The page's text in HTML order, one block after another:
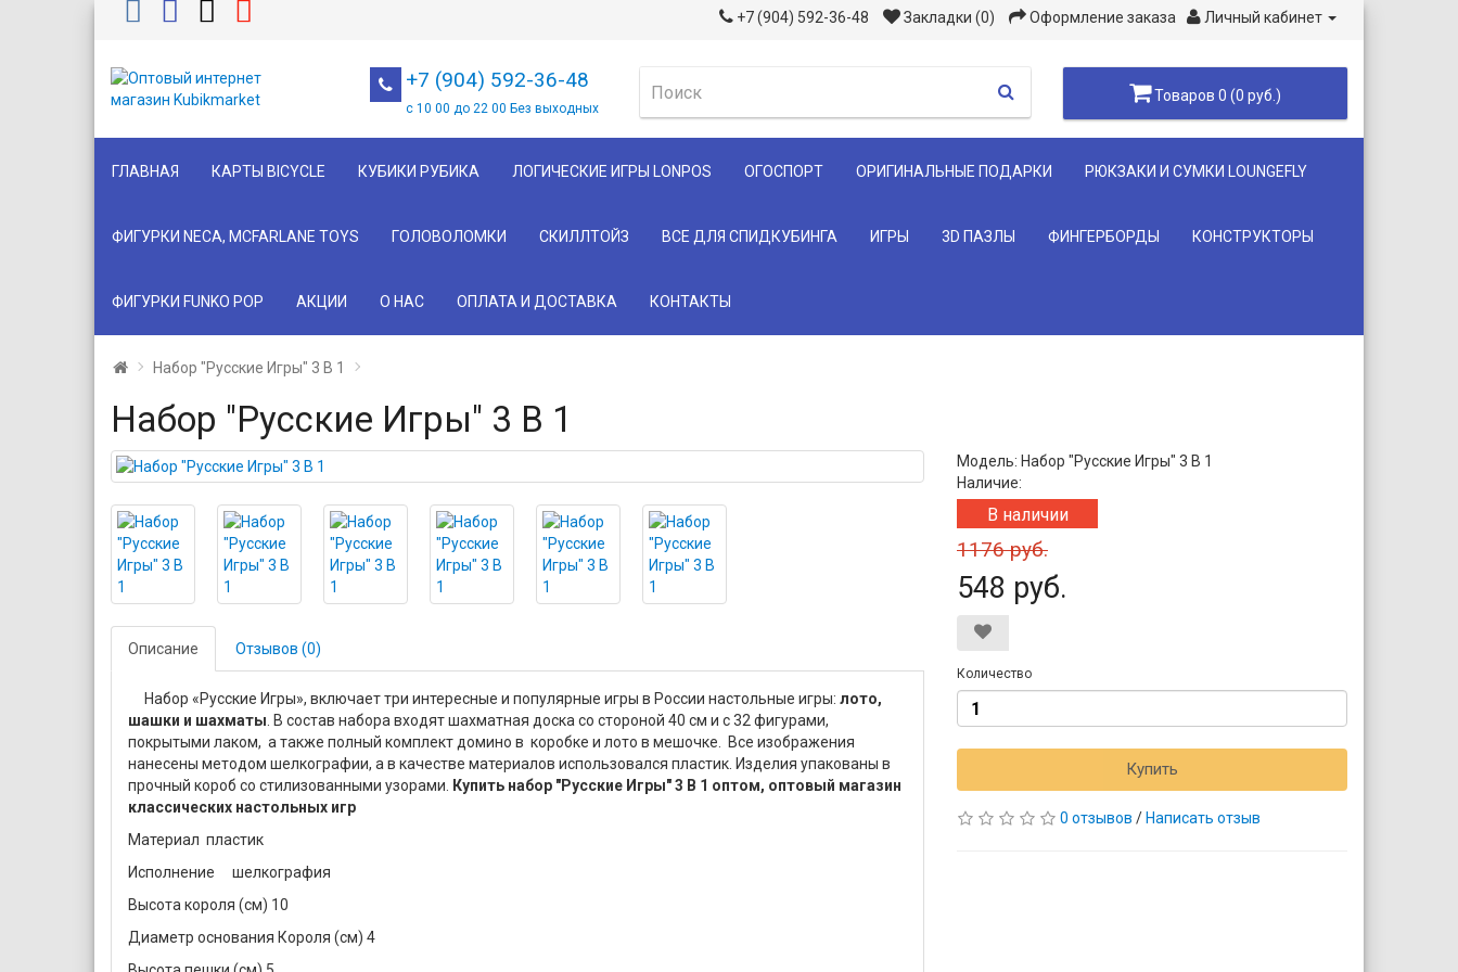
+7 (904) 592-36-48 Закладки (0) Оформление заказа Личный кабинет
+7 (904) 592-36-48
с 10 00 до 22 00 Без выходных
Товаров 0 (0 руб.)
ГЛАВНАЯ КАРТЫ BICYCLE КУБИКИ РУБИКА ЛОГИЧЕСКИЕ ИГРЫ LONPOS ОГОСПОРТ ОРИГИНАЛЬНЫЕ ПОДАРКИ РЮКЗАКИ И СУМКИ LOUNGEFLY
ФИГУРКИ NECA, MCFARLANE TOYS ГОЛОВОЛОМКИ СКИЛЛТОЙЗ ВСЕ ДЛЯ СПИДКУБИНГА ИГРЫ 3D ПАЗЛЫ ФИНГЕРБОРДЫ КОНСТРУКТОРЫ
ФИГУРКИ FUNKO POP АКЦИИ О НАС ОПЛАТА И ДОСТАВКА КОНТАКТЫ
Набор "Русские Игры" 3 В 1
Набор "Русские Игры" 3 В 1
Описание Отзывов (0)
Набор «Русские Игры», включает три интересные и популярные игры в России настольные игры: лото,
шашки и шахматы . В состав набора входят шахматная доска со стороной 40 см и с 32 фигурами,
покрытыми лаком, а также полный комплект домино в коробке и лото в мешочке. Все изображения
нанесены методом шелкографии, а в качестве материалов использовался пластик. Изделия упакованы в
прочный короб со стилизованными узорами.
Купить набор "Русские Игры" 3 В 1 оптом, оптовый магазин
классических настольных игр
Материал пластик
Исполнение
шелкография
Высота короля (см) 10
Диаметр основания Короля (см) 4
Модель: Набор "Русские Игры" 3 В 1
Наличие:
В наличии
1176 руб.
548 руб.
Количество
Купить
0 отзывов / Написать отзыв